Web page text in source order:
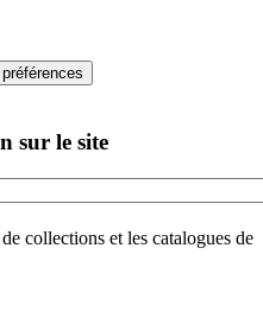
sur le site
collections et les catalogues de